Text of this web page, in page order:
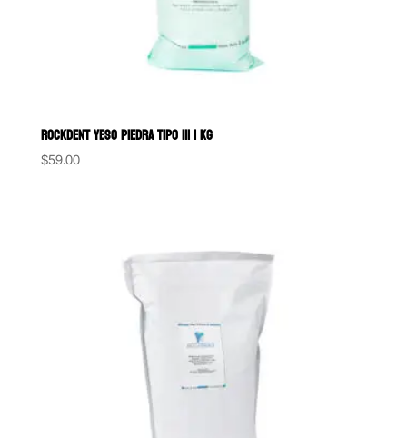
ROCKDENT YESO PIEDRA TIPO III 1 KG
$59.00